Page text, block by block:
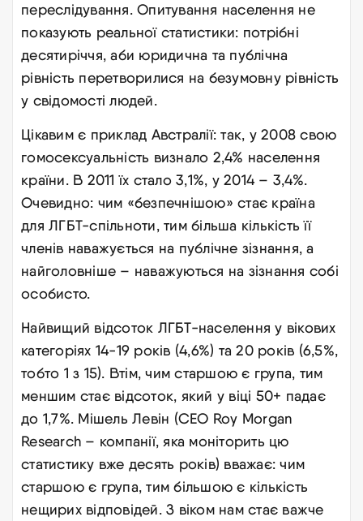
переслідування. Опитування населення не
показують реальної статистики: потрібні
десятиріччя, аби юридична та публічна
рівність перетворилися на безумовну рівність
у свідомості людей.
Цікавим є приклад Австралії: так, у 2008 свою
гомосексуальність визнало 2,4% населення
країни. В 2011 їх стало 3,1%, у 2014 – 3,4%.
Очевидно: чим «безпечнішою» стає країна
для ЛГБТ-спільноти, тим більша кількість її
членів наважується на публічне зізнання, а
найголовніше – наважуються на зізнання собі
особисто.
Найвищий відсоток ЛГБТ-населення у вікових
категоріях 14-19 років (4,6%) та 20 років (6,5%,
тобто 1 з 15). Втім, чим старшою є група, тим
меншим стає відсоток, який у віці 50+ падає
до 1,7%. Мішель Левін (СЕО Roy Morgan
Research – компанії, яка моніторить цю
статистику вже десять років) вважає: чим
старшою є група, тим більшою є кількість
нещирих відповідей. З віком нам стає важче